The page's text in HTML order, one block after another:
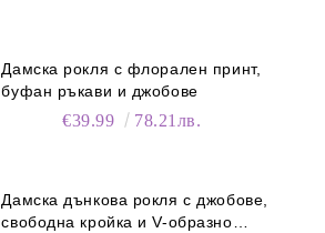
Дамска рокля с флорален принт,
буфан ръкави и джобове
€39.99 78.21лв.
Дамска дънкова рокля с джобове,
свободна кройка и V-образно